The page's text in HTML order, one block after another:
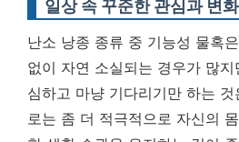
일상 속 꾸준한 관심과 변
난소 낭종 종류 중 기능성 물혹
없이 자연 소실되는 경우가 많
심하고 마냥 기다리기만 하는
로는 좀 더 적극적으로 자신의